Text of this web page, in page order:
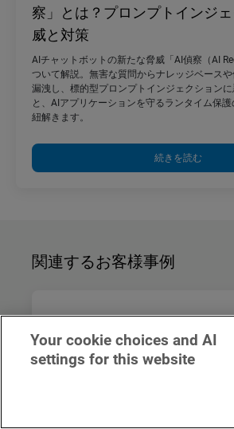
察」とは？プロンプトインジ
威と対策
AIチャットボットの新たな脅威「AI偵察（AI
ついて解説。無害な質問からナレッジベース
漏洩し、標的型プロンプトインジェクション
と、AIアプリケーションを守るランタイム保
紐解きます。
続きを読む
関連するお客様事例
Your cookie choices and AI
settings for this website